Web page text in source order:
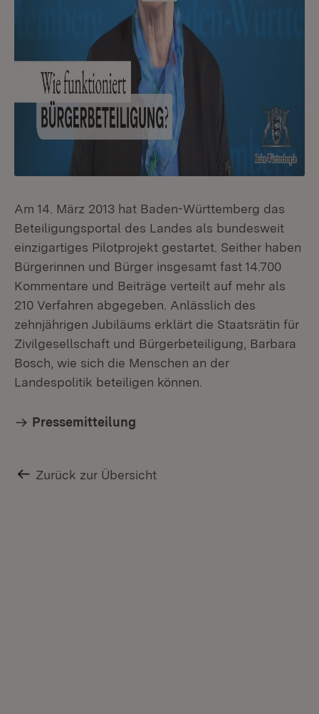
Am 14. März 2013 hat Baden-Württemberg das
Beteiligungsportal des Landes als bundesweit
einzigartiges Pilotprojekt gestartet. Seither haben
Bürgerinnen und Bürger insgesamt fast 14.700
Kommentare und Beiträge verteilt auf mehr als
210 Verfahren abgegeben. Anlässlich des
zehnjährigen Jubiläums erklärt die Staatsrätin für
Zivilgesellschaft und Bürgerbeteiligung, Barbara
Bosch, wie sich die Menschen an der
Landespolitik beteiligen können.
Pressemitteilung
Zurück zur Übersicht